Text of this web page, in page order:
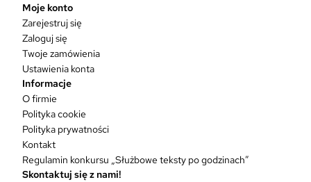
w
Moje konto
Zarejestruj się
Zaloguj się
Twoje zamówienia
Ustawienia konta
Informacje
O firmie
Polityka cookie
Polityka prywatności
Kontakt
Regulamin konkursu „Służbowe teksty po godzinach”
Skontaktuj się z nami!